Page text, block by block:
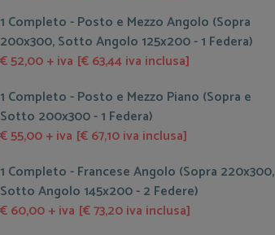
1 Completo - Posto e Mezzo Angolo (Sopra
200x300, Sotto Angolo 125x200 - 1 Federa)
€ 52,00 + iva [€ 63,44 iva inclusa]
1 Completo - Posto e Mezzo Piano (Sopra e
Sotto 200x300 - 1 Federa)
€ 55,00 + iva [€ 67,10 iva inclusa]
1 Completo - Francese Angolo (Sopra 220x300,
Sotto Angolo 145x200 - 2 Federe)
€ 60,00 + iva [€ 73,20 iva inclusa]